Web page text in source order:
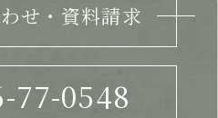
せ・資料請求
77-0548